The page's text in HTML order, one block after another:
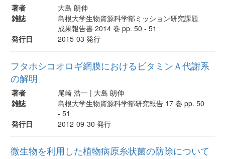
著者
大島 朗伸
雑誌
島根大学生物資源科学部ミッション研究課題
成果報告書 2014 巻 pp. 50 - 51
発行日
2015-03 発行
フタホシコオロギ網膜におけるビタミンＡ代謝系
の解明
著者
尾崎 浩一 | 大島 朗伸
雑誌
島根大学生物資源科学部研究報告 17 巻 pp. 50
- 51
発行日
2012-09-30 発行
微生物を利用した植物病原糸状菌の防除について